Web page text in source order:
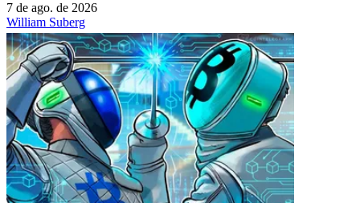
7 de ago. de 2026
William Suberg